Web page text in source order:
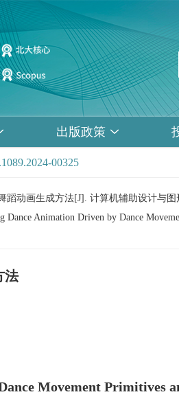
出版政策
00325
动画生成方法[J]. 计算机辅助设计与图
Animation Driven by Dance
法
Movement Primitives